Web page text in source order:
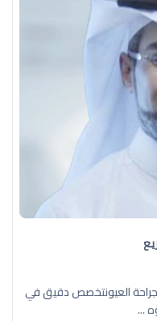
العيونتخصص دقيق في
...